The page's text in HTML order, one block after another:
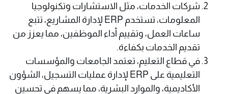
شركات الخدمات، مثل الاستشارات وتكنولوجيا
المعلومات، تستخدم ERP لإدارة المشاريع، تتبع
ساعات العمل، وتقييم أداء الموظفين، مما يعزز من
تقديم الخدمات بكفاءة.
في قطاع التعليم، تعتمد الجامعات والمؤسسات
التعليمية على ERP لإدارة عمليات التسجيل، الشؤون
الأكاديمية، والموارد البشرية، مما يسهم في تحسين